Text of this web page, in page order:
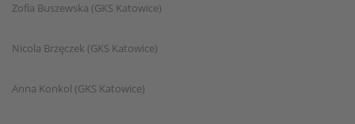
Zofia Buszewska (GKS Katowice)
Nicola Brzęczek (GKS Katowice)
Anna Konkol (GKS Katowice)